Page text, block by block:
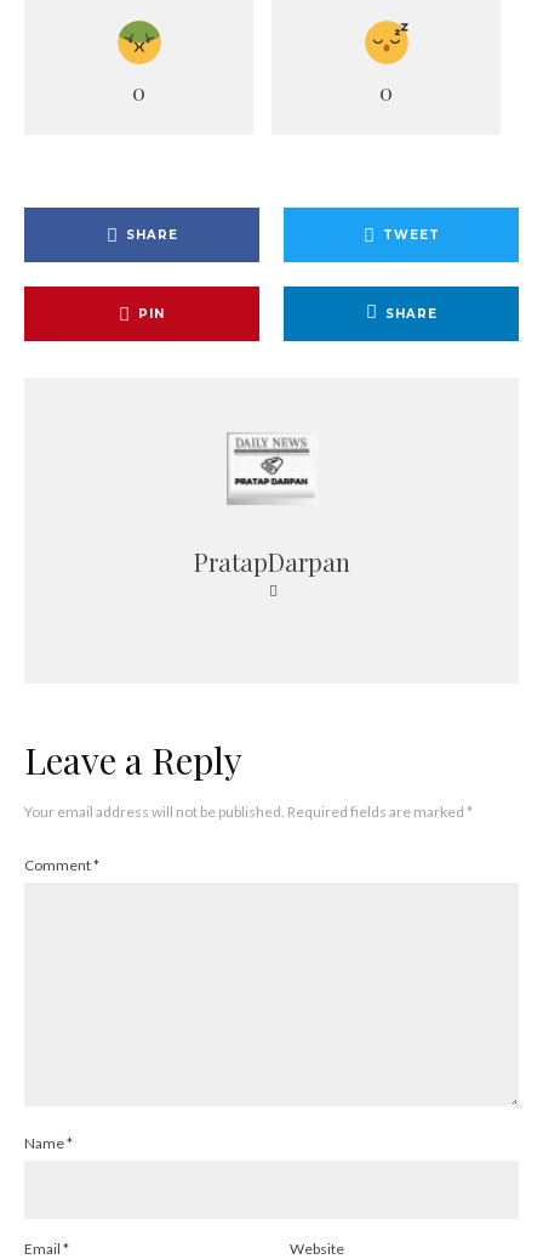
0 0
SHARE TWEET
PIN SHARE
PratapDarpan
Leave a Reply
Your email address will not be published. Required fields are marked *
Comment*
Name*
Email * Website